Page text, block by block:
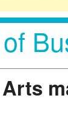
Arts